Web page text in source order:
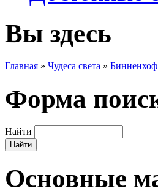
Вы здесь
Главная » Чудеса света » Бинненхоф
Форма
Найти
Основные